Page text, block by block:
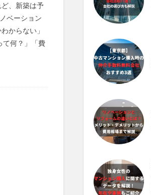
ど、新築は予
ベーション
からない」
て何？」「費